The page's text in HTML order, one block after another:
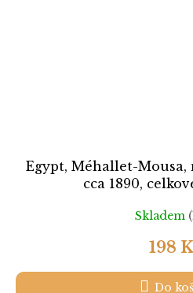
Egypt, Méhallet-Mousa,
cca 1890,
Skladem
198
Do